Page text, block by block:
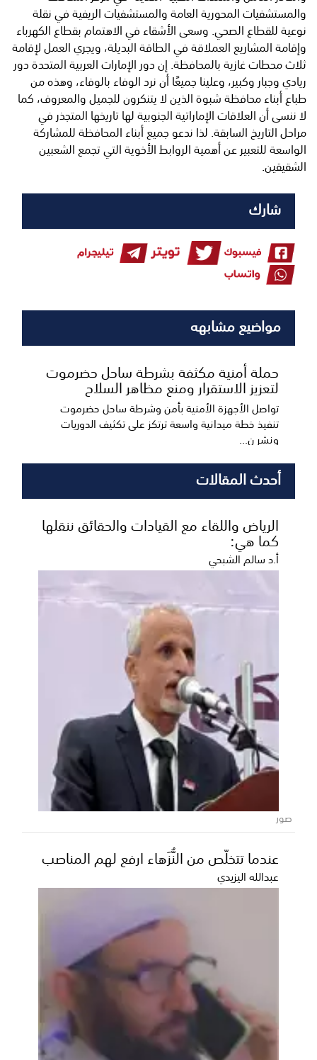
والمستشفيات المحورية العامة والمستشفيات الريفية في نقلة
نوعية للقطاع الصحي. وسعى الأشقاء في الاهتمام بقطاع الكهرباء
وإقامة المشاريع العملاقة في الطاقة البديلة، ويجري العمل لإقامة
ثلاث محطات غازية بالمحافظة. إن دور الإمارات العربية المتحدة دور
ريادي وجبار وكبير، وعلينا جميعًا أن نرد الوفاء بالوفاء، وهذه من
طباع أبناء محافظة شبوة الذين لا يتنكرون للجميل والمعروف، كما
لا ننسى أن العلاقات الإماراتية الجنوبية لها تاريخها المتجذر في
مراحل التاريخ السابقة. لذا ندعو جميع أبناء المحافظة للمشاركة
الواسعة للتعبير عن أهمية الروابط الأخوية التي تجمع الشعبين
الشقيقين.
شارك
مواضيع مشابهه
حملة أمنية مكثفة بشرطة ساحل حضرموت
لتعزيز الاستقرار ومنع مظاهر السلاح
تواصل الأجهزة الأمنية بأمن وشرطة ساحل حضرموت
تنفيذ خطة ميدانية واسعة ترتكز على تكثيف الدوريات
ونشر ن...
المنطقة العسكرية الأولى تؤكد جاهزيتها
العالية لتعزيز أمن واستقرار حضرموت
أكدت قيادة المنطقة العسكرية الأولى استمرار قواتها في
تنفيذ مهامها الوطنية والعسكرية بكامل الجاهزية و...
أحدث المقالات
الرياض واللقاء مع القيادات والحقائق ننقلها
كما هي:
أ.د سالم الشبحي
صور
عندما تتخلّص من النُّزَهاء ارفع لهم المناصب
عبدالله اليزيدي